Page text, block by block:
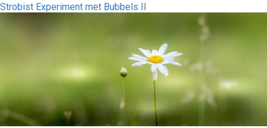
Strobist Experiment met Bubbels II